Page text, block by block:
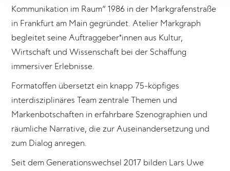
Kommunikation im Raum“ 1986 in der Markgrafenstraße
in Frankfurt am Main gegründet. Atelier Markgraph
begleitet seine Auftraggeber*innen aus Kultur,
Wirtschaft und Wissenschaft bei der Schaffung
immersiver Erlebnisse.
Formatoffen übersetzt ein knapp 75-köpfiges
interdisziplinäres Team zentrale Themen und
Markenbotschaften in erfahrbare Szenographien und
räumliche Narrative, die zur Auseinandersetzung und
zum Dialog anregen.
Seit dem Generationswechsel 2017 bilden Lars Uwe